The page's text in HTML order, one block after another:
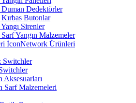
Dedektörler
Butonlar
Sirenler
Yangın Malzemeler
Network Ürünleri
Switchler
Aksesuarları
Sarf Malzemeleri